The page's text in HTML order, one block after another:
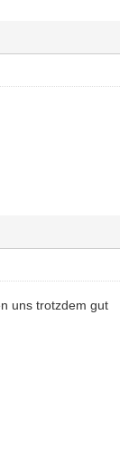
uns trotzdem gut